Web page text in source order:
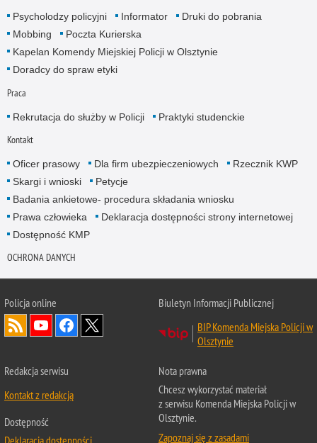
Psycholodzy policyjni Informator
Druki do pobrania
Mobbing
Poczta Kurierska
Kapelan Komendy Miejskiej Policji w Olsztynie
Doradcy do spraw etyki
Praca
Rekrutacja do służby w Policji Praktyki studenckie
Kontakt
Oficer prasowy Dla firm ubezpieczeniowych
Rzecznik KWP
Skargi i wnioski
Petycje
Badania ankietowe- procedura składania wniosku
Prawa człowieka
Deklaracja dostępności strony internetowej
Dostępność KMP
OCHRONA DANYCH
Policja online
Biuletyn Informacji Publicznej
BIP Komenda Miejska Policji w
Olsztynie
Redakcja serwisu
Kontakt z redakcją
Dostępność
Nota prawna
Chcesz wykorzystać materiał
z serwisu Komenda Miejska Policji w
Olsztynie.
Zapoznaj się z zasadami